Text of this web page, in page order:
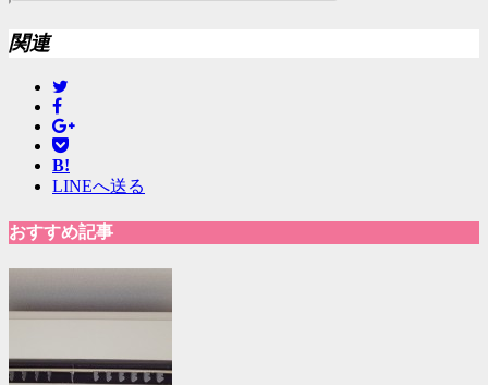
関連
B!
LINEへ送る
おすすめ記事